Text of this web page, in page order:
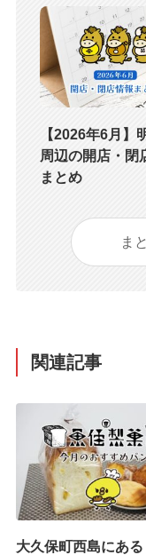
【2026年6月】
周辺の開店・閉
まとめ
ま
関連記事
大久保町西島にあ